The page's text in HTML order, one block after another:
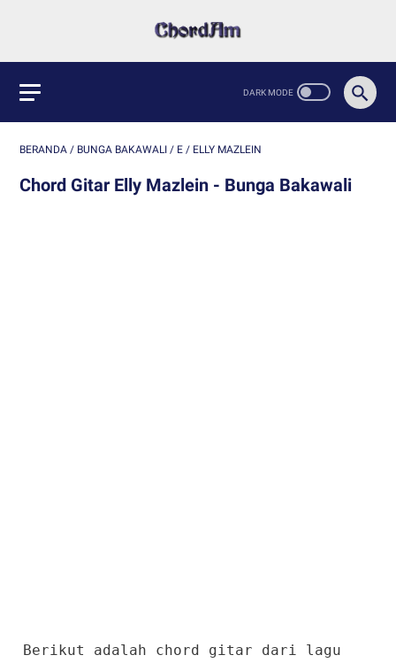
BERANDA / BUNGA BAKAWALI / E / ELLY MAZLEIN
Chord Gitar Elly Mazlein - Bunga Bakawali
Berikut adalah chord gitar dari lagu